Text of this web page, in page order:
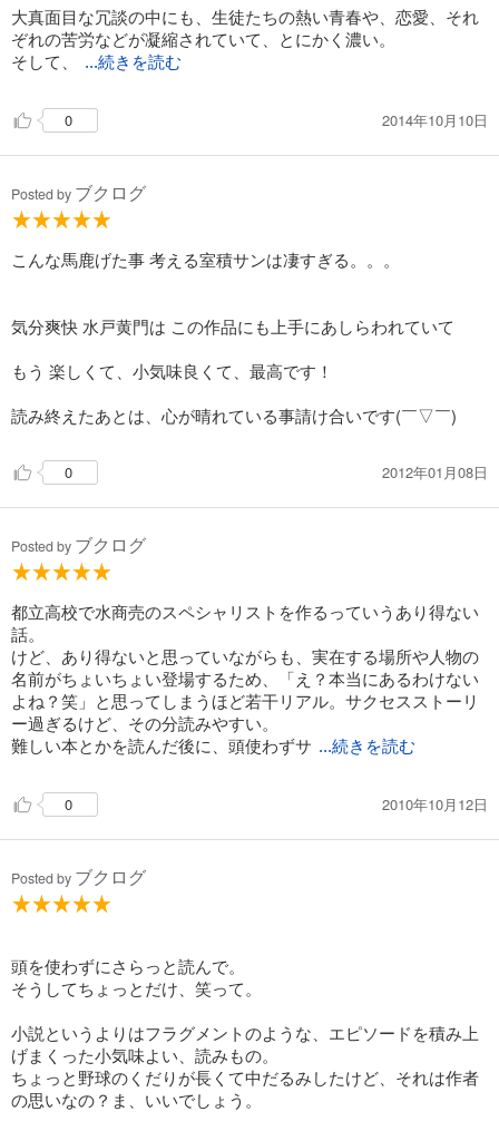
大真面目な冗談の中にも、生徒たちの熱い青春や、恋愛、それ
ぞれの苦労などが凝縮されていて、とにかく濃い。
そして、
...続きを読む
0 2014年10月10日
Posted by ブクログ
こんな馬鹿げた事 考える室積サンは凄すぎる。。。
気分爽快 水戸黄門は この作品にも上手にあしらわれていて
もう 楽しくて、小気味良くて、最高です！
読み終えたあとは、心が晴れている事請け合いです(￣▽￣)
0 2012年01月08日
Posted by ブクログ
都立高校で水商売のスペシャリストを作るっていうあり得ない
話。
けど、あり得ないと思っていながらも、実在する場所や人物の
名前がちょいちょい登場するため、「え？本当にあるわけない
よね？笑」と思ってしまうほど若干リアル。サクセスストーリ
ー過ぎるけど、その分読みやすい。
難しい本とかを読んだ後に、頭使わずサ ...続きを読む
0 2010年10月12日
Posted by ブクログ
頭を使わずにさらっと読んで。
そうしてちょっとだけ、笑って。
小説というよりはフラグメントのような、エピソードを積み上
げまくった小気味よい、読みもの。
ちょっと野球のくだりが長くて中だるみしたけど、それは作者
の思いなの？ま、いいでしょう。